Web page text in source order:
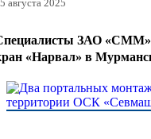
августа 2025
ЗАО «СММ»
«Нарвал» в